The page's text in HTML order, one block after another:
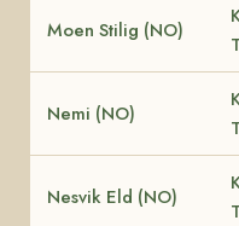
Moen Stilig (NO)
Nemi (NO)
Nesvik Eld (NO)